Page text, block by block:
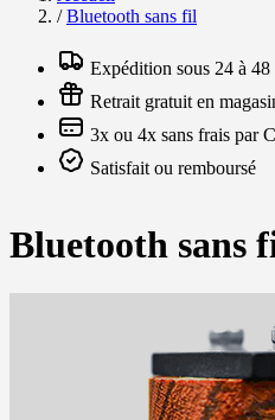
/ Bluetooth sans fil
Expédition sous 24 à 48
Retrait gratuit en
3x ou 4x sans frais par
Satisfait ou remboursé
Bluetooth sans